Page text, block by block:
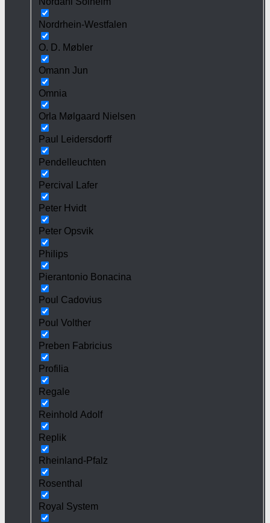
Nordrhein-Westfalen
O. D. Møbler
Omann Jun
Omnia
Orla Mølgaard Nielsen
Paul Leidersdorff
Pendelleuchten
Percival Lafer
Peter Hvidt
Peter Opsvik
Philips
Pierantonio Bonacina
Poul Cadovius
Poul Volther
Preben Fabricius
Profilia
Regale
Reinhold Adolf
Replik
Rheinland-Pfalz
Rosenthal
Royal System